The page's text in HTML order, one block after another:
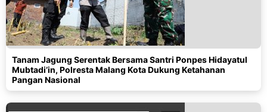
Tanam Jagung Serentak Bersama Santri Ponpes Hidayatul
Mubtadi’in, Polresta Malang Kota Dukung Ketahanan
Pangan Nasional